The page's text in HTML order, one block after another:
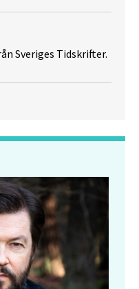
Sveriges Tidskrifter.